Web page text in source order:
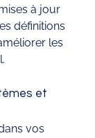
à jour
définitions
les
et
vos